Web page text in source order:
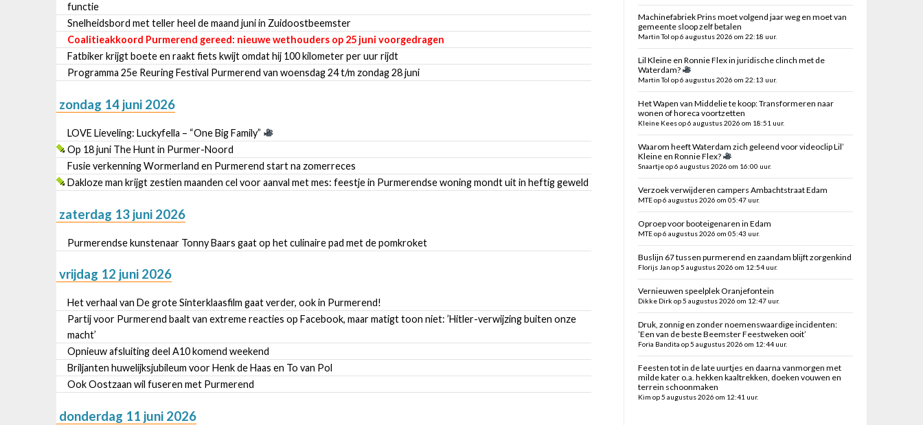
functie
Snelheidsbord met teller heel de maand juni in Zuidoostbeemster
Coalitieakkoord Purmerend gereed: nieuwe wethouders op 25 juni voorgedragen
Fatbiker krijgt boete en raakt fiets kwijt omdat hij 100 kilometer per uur rijdt
Programma 25e Reuring Festival Purmerend van woensdag 24 t/m zondag 28 juni
zondag 14 juni 2026
LOVE Lieveling: Luckyfella – “One Big Family”
Op 18 juni The Hunt in Purmer-Noord
Fusie verkenning Wormerland en Purmerend start na zomerreces
Dakloze man krijgt zestien maanden cel voor aanval met mes: feestje in Purmerendse woning mondt uit in heftig geweld
zaterdag 13 juni 2026
Purmerendse kunstenaar Tonny Baars gaat op het culinaire pad met de pomkroket
vrijdag 12 juni 2026
Het verhaal van De grote Sinterklaasfilm gaat verder, ook in Purmerend!
Partij voor Purmerend baalt van extreme reacties op Facebook, maar matigt toon niet: ’Hitler-verwijzing buiten onze
macht’
Opnieuw afsluiting deel A10 komend weekend
Briljanten huwelijksjubileum voor Henk de Haas en To van Pol
Ook Oostzaan wil fuseren met Purmerend
donderdag 11 juni 2026
Machinefabriek Prins moet volgend jaar weg en moet van
gemeente sloop zelf betalen
Martin Tol op 6 augustus 2026 om 22:18 uur.
Lil Kleine en Ronnie Flex in juridische clinch met de
Waterdam?
Martin Tol op 6 augustus 2026 om 22:13 uur.
Het Wapen van Middelie te koop: Transformeren naar
wonen of horeca voortzetten
Kleine Kees op 6 augustus 2026 om 18:51 uur.
Waarom heeft Waterdam zich geleend voor videoclip Lil’
Kleine en Ronnie Flex?
Snaartje op 6 augustus 2026 om 16:00 uur.
Verzoek verwijderen campers Ambachtstraat Edam
MTE op 6 augustus 2026 om 05:47 uur.
Oproep voor booteigenaren in Edam
MTE op 6 augustus 2026 om 05:43 uur.
Buslijn 67 tussen purmerend en zaandam blijft zorgenkind
Florijs Jan op 5 augustus 2026 om 12:54 uur.
Vernieuwen speelplek Oranjefontein
Dikke Dirk op 5 augustus 2026 om 12:47 uur.
Druk, zonnig en zonder noemenswaardige incidenten:
’Een van de beste Beemster Feestweken ooit’
Foria Bandita op 5 augustus 2026 om 12:44 uur.
Feesten tot in de late uurtjes en daarna vanmorgen met
milde kater o.a. hekken kaaltrekken, doeken vouwen en
terrein schoonmaken
Kim op 5 augustus 2026 om 12:41 uur.